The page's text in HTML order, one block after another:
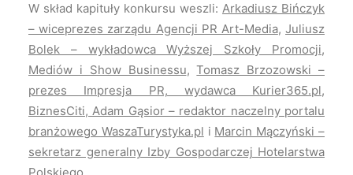
W skład kapituły konkursu weszli: Arkadiusz Bińczyk
– wiceprezes zarządu Agencji PR Art-Media,Juliusz
Bolek – wykładowca Wyższej Szkoły Promocji,
Mediów i Show Businessu,Tomasz Brzozowski –
prezes Impresja PR, wydawca Kurier365.pl,
BiznesCiti, Adam Gąsior – redaktor naczelny portalu
branżowego WaszaTurystyka.pl i Marcin Mączyński –
sekretarz generalny Izby Gospodarczej Hotelarstwa